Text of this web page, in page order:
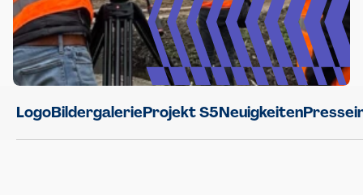
LogoBildergalerieProjekt S5Neuigkeiten